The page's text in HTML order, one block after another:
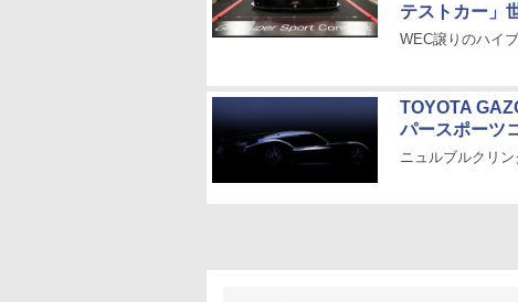
テストカー」
WEC譲りのハイ
TOYOTA
パースポーツ
ニュルブルクリ